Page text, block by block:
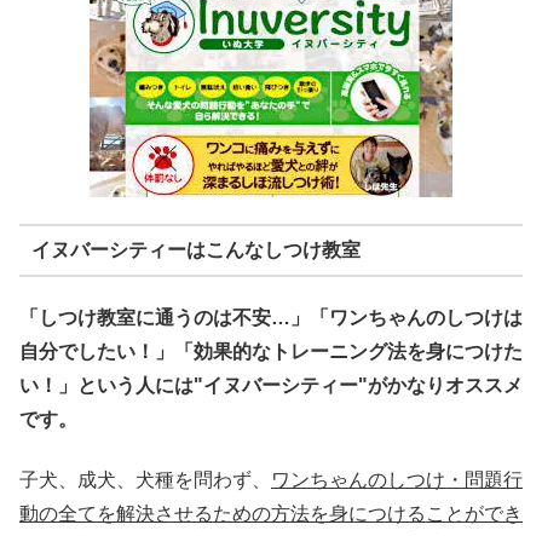
イヌバーシティーはこんなしつけ教室
「しつけ教室に通うのは不安…」「ワンちゃんのしつけは
自分でしたい！」「効果的なトレーニング法を身につけた
い！」という人には"イヌバーシティー"がかなりオススメ
です。
子犬、成犬、犬種を問わず、
ワンちゃんのしつけ・問題行
動の全てを解決させるための方法を身につけることができ